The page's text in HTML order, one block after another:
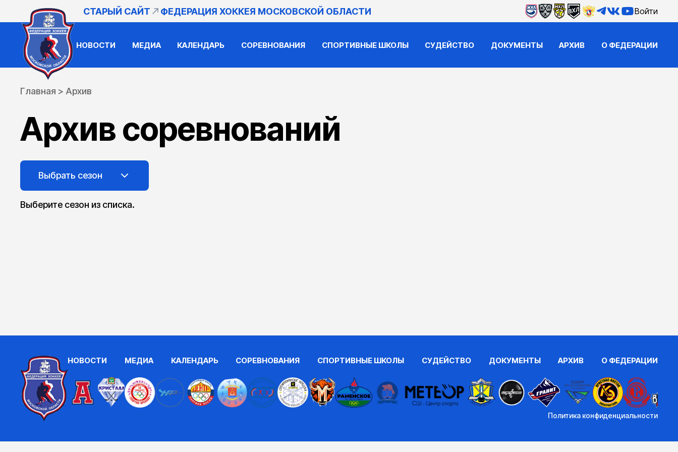
СТАРЫЙ САЙТ ФЕДЕРАЦИЯ ХОККЕЯ МОСКОВСКОЙ ОБЛАСТИ Войти
НОВОСТИ МЕДИА КАЛЕНДАРЬ СОРЕВНОВАНИЯ СПОРТИВНЫЕ ШКОЛЫ СУДЕЙСТВО ДОКУМЕНТЫ АРХИВ О ФЕДЕРАЦИИ
Главная > Архив
Архив соревнований
Выбрать сезон
Выберите сезон из списка.
НОВОСТИ МЕДИА КАЛЕНДАРЬ СОРЕВНОВАНИЯ СПОРТИВНЫЕ ШКОЛЫ СУДЕЙСТВО ДОКУМЕНТЫ АРХИВ О ФЕДЕРАЦИИ
Политика конфиденциальности